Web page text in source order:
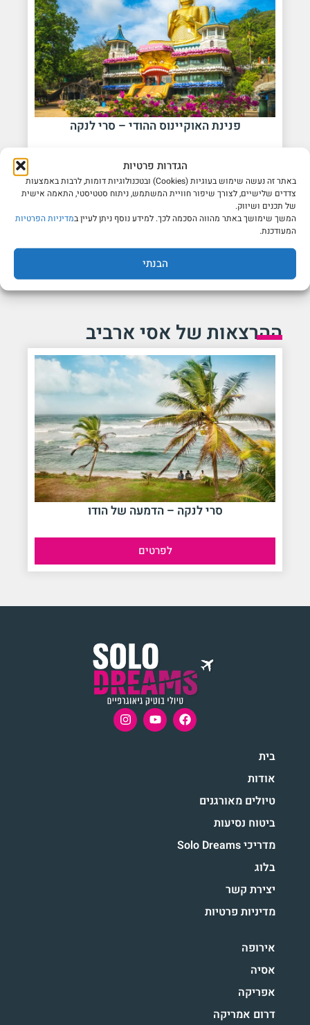
הגדרות פרטיות
באתר זה נעשה שימוש בעוגיות (Cookies) ובטכנולוגיות דומות, לרבות באמצעות
צדדים שלישיים, לצורך שיפור חוויית המשתמש, ניתוח סטטיסטי, התאמה אישית
של תכנים ושיווק.
המשך שימושך באתר מהווה הסכמה לכך. למידע נוסף ניתן לעיין במדיניות הפרטיות
המעודכנת.
הבנתי
פנינת האוקיינוס ההודי – סרי לנקה
13/12/2026
13 ימים
ההרצאות של אסי ארביב
סרי לנקה – הדמעה של הודו
לפרטים
בית
אודות
טיולים מאורגנים
ביטוח נסיעות
מדריכי Solo Dreams
בלוג
יצירת קשר
מדיניות פרטיות
אירופה
אסיה
אפריקה
דרום אמריקה